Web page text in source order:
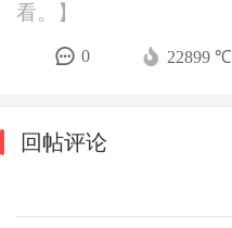
看。】
0 22899 ℃
回帖评论